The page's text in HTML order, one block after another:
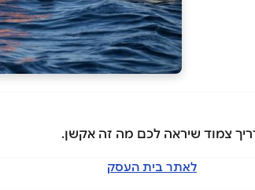
צמוד שיראה לכם מה זה אקשן.
לאתר בית העסק